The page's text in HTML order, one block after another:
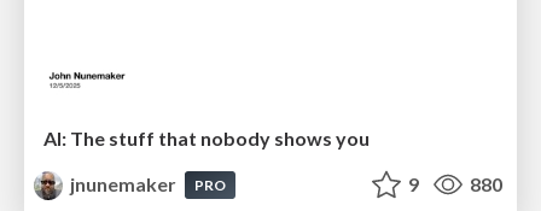
AI: The stuff that nobody shows you
jnunemaker
PRO 9 880